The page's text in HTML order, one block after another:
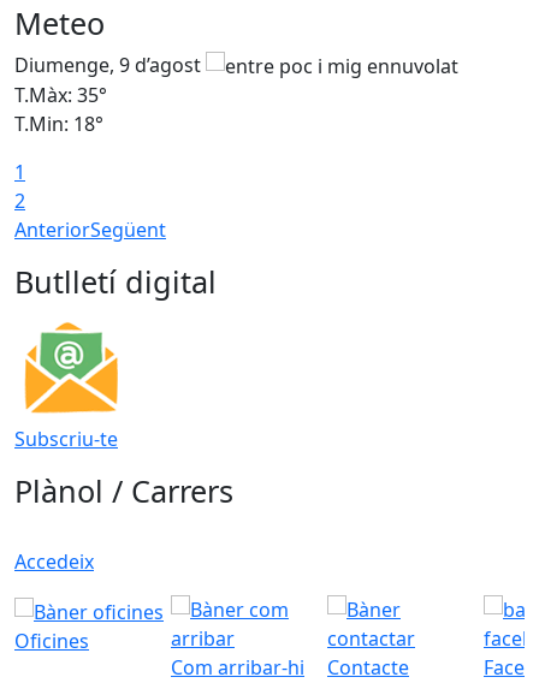
Meteo
Diumenge, 9 d’agost
T.Màx: 35°
T.Min: 18°
1
2
AnteriorSegüent
Butlletí digital
Subscriu-te
Plànol / Carrers
Accedeix
Oficines
Com arribar-hi
Contacte